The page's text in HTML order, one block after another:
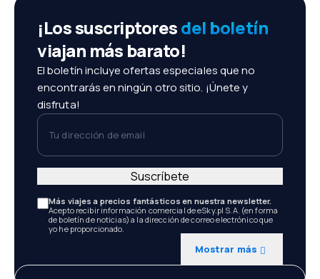
¡Los suscriptoresdel boletín
viajan más barato!
El boletín incluye ofertas especiales que no
encontrarás en ningún otro sitio. ¡Únete y
disfruta!
Tu dirección de email
Más viajes a precios fantásticos en nuestra newsletter.
Acepto recibir información comercial de eSky.pl S.A. (en forma
de boletín de noticias) a la dirección de correo electrónico que
yo he proporcionado.
Mostrar más
Suscríbete